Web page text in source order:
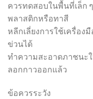
ควรทดสอบในพื้นที่เล็ก
พลาสติกหรือทาสี
หลีกเลี่ยงการใช้เครื่อ
ข่วนได้
ทำความสะอาดภาชนะ
ลอกกาวออกแล้ว
ข้อควรระวัง